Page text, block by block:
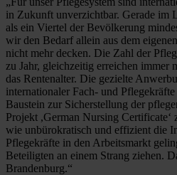
in Zukunft unverzichtbar. Gerade im
als ein Viertel der Bevölkerung
wir den Bedarf allein aus dem
nicht mehr decken. Die Zahl der
zu Jahr, gleichzeitig erreichen immer
das Rentenalter. Die gezielte
internationaler Fach- und
Baustein zur Sicherstellung der
Projekt ,German Nursing Certificate‘
wie unbürokratisch und effizient die
Pflegekräfte in den Arbeitsmarkt
Beteiligten an einem Strang ziehen.
Brandenburg.“